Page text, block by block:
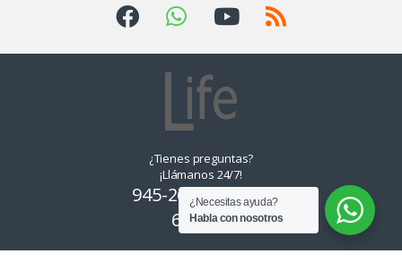
¿Tienes preguntas?
¡Llámanos 24/7!
945-265550, 955-
639374
¿Necesitas ayuda?
Habla con nosotros